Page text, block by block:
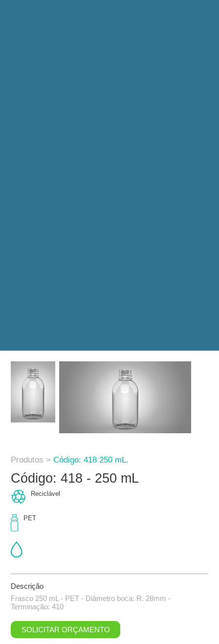
Produtos >Código: 418 250 mL.
Código: 418 - 250 mL
Reciclável
PET
Descrição
Frasco 250 mL - PET - Diâmetro boca: R. 28mm -
Terminação: 410
SOLICITAR ORÇAMENTO